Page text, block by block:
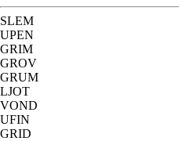
SLEM
UPEN
GRIM
GROV
GRUM
LJOT
VOND
UFIN
GRID